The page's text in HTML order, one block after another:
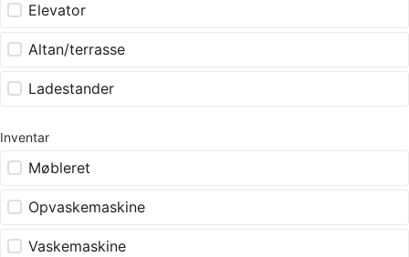
Elevator
Altan/terrasse
Ladestander
Inventar
Møbleret
Opvaskemaskine
Vaskemaskine